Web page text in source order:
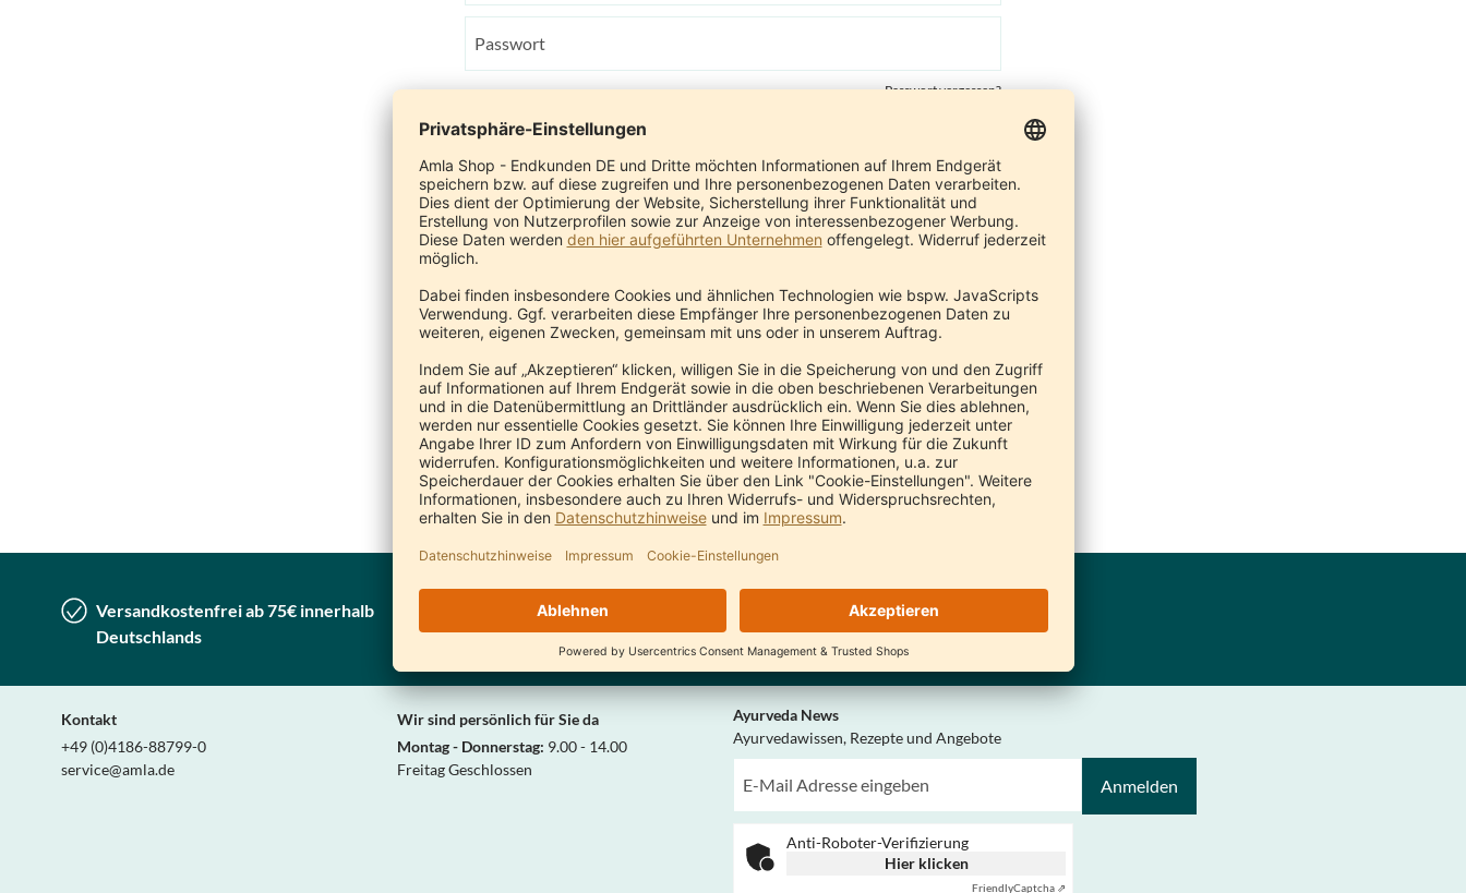
Passwort vergessen?
Anti-Roboter-Verifizierung
Hier klicken
FriendlyCaptcha ⇗
Konto erstellen
Wenn Sie in unserem Shop ein Benutzerkonto einrichten, werden Sie schneller
durch den Bestellvorgang geführt, können mehrere Versandadressen speichern,
Ihren bisherigen Bestellablauf verfolgen und vieles mehr.
Ein Konto erstellen
Versandkostenfrei ab 75€ innerhalb
Deutschlands
Lieferung in 2 - 3 Werktagen innerhalb
Deutschlands
Kontakt
+49 (0)4186-88799-0
service@amla.de
Wir sind persönlich für Sie da
Montag - Donnerstag: 9.00 - 14.00
Freitag Geschlossen
Ayurveda News
Ayurvedawissen, Rezepte und Angebote
Anmelden
Anti-Roboter-Verifizierung
Hier klicken
FriendlyCaptcha ⇗